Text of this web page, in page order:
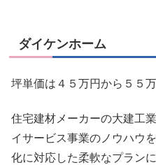
ダイケンホーム
坪単価は４５万円から５５
住宅建材メーカーの大建工
イサービス事業のノウハウを
化に対応した柔軟なプラン